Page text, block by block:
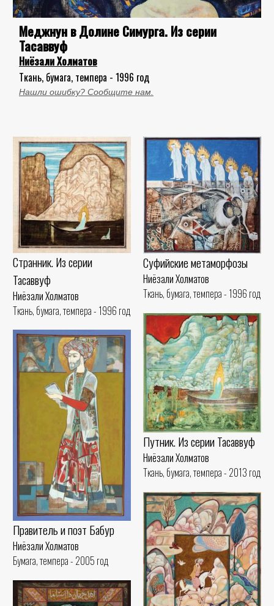
Меджнун в Долине Симурга. Из серии
Тасаввуф
Ниёзали Холматов
Ткань, бумага, темпера - 1996 год
Нашли ошибку? Сообщите нам.
Странник. Из серии
Тасаввуф
Ниёзали Холматов
Ткань, бумага, темпера - 1996 год
Суфийские метаморфозы
Ниёзали Холматов
Ткань, бумага, темпера - 1996 год
Путник. Из серии Тасаввуф
Ниёзали Холматов
Ткань, бумага, темпера - 2013 год
Правитель и поэт Бабур
Ниёзали Холматов
Бумага, темпера - 2005 год